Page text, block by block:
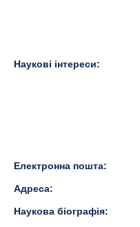
Наукові інтереси:
Електронна пошта:
Адреса:
Наукова біографія: